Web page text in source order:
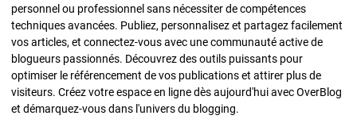
personnel ou professionnel sans nécessiter de compétences
techniques avancées. Publiez, personnalisez et partagez facilement
vos articles, et connectez-vous avec une communauté active de
blogueurs passionnés. Découvrez des outils puissants pour
optimiser le référencement de vos publications et attirer plus de
visiteurs. Créez votre espace en ligne dès aujourd'hui avec OverBlog
et démarquez-vous dans l'univers du blogging.